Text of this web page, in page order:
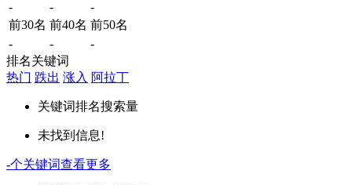
- -
-
前30名 前40名 前50名
-
-
-
排名关键词
热门 跌出 涨入 阿拉丁
关键词排名搜索量
未找到信息!
-个关键词查看更多